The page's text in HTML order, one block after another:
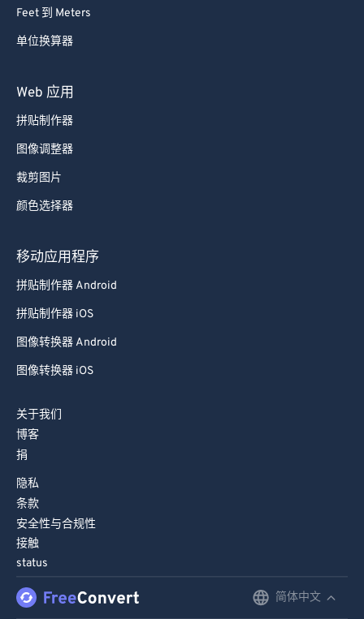
Feet 到 Meters
单位换算器
Web 应用
拼贴制作器
图像调整器
裁剪图片
颜色选择器
移动应用程序
拼贴制作器 Android
拼贴制作器 iOS
图像转换器 Android
图像转换器 iOS
关于我们
博客
捐
隐私
条款
安全性与合规性
接触
status
简体中文